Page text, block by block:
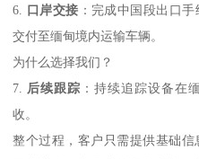
6. 口岸交接 ：完成中国段出口
交付至缅甸境内运输车辆。
为什么选择我们？
7.
后续跟踪 ：持续追踪设备在
收。
整个过程，客户只需提供基础